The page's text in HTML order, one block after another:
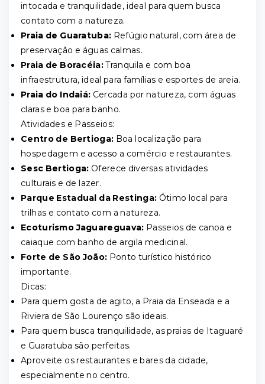
intocada e tranquilidade, ideal para quem busca
contato com a natureza.
Praia de Guaratuba: Refúgio natural, com área de
preservação e águas calmas.
Praia de Boracéia:Tranquila e com boa
infraestrutura, ideal para famílias e esportes de areia.
Praia do Indaiá: Cercada por natureza, com águas
claras e boa para banho.
Atividades e Passeios:
Centro de Bertioga: Boa localização para
hospedagem e acesso a comércio e restaurantes.
Sesc Bertioga: Oferece diversas atividades
culturais e de lazer.
Parque Estadual da Restinga: Ótimo local para
trilhas e contato com a natureza.
Ecoturismo Jaguareguava: Passeios de canoa e
caiaque com banho de argila medicinal.
Forte de São João: Ponto turístico histórico
importante.
Dicas:
Para quem gosta de agito, a Praia da Enseada e a
Riviera de São Lourenço são ideais.
Para quem busca tranquilidade, as praias de Itaguaré
e Guaratuba são perfeitas.
Aproveite os restaurantes e bares da cidade,
especialmente no centro.